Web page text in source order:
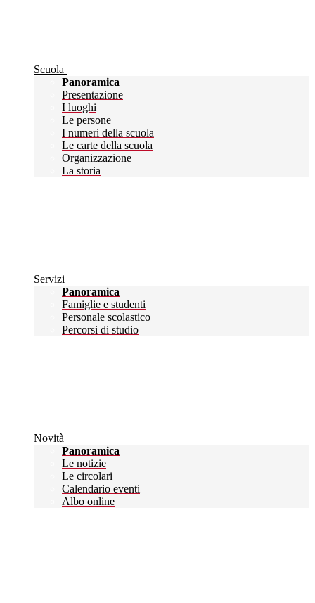
Scuola
Panoramica
Presentazione
I luoghi
Le persone
I numeri della scuola
Le carte della scuola
Organizzazione
La storia
Servizi
Panoramica
Famiglie e studenti
Personale scolastico
Percorsi di studio
Novità
Panoramica
Le notizie
Le circolari
Calendario eventi
Albo online